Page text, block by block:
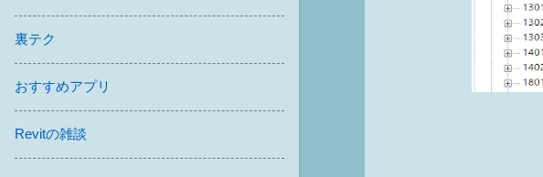
裏テク
おすすめアプリ
Revitの雑談